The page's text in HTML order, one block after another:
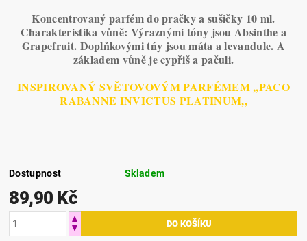
Koncentrovaný parfém do pračky a sušičky 10 ml.
Charakteristika vůně: Výraznými tóny jsou Absinthe a
Grapefruit. Doplňkovými tńy jsou máta a levandule. A
základem vůně je cypřiš a pačuli.
INSPIROVANÝ SVĚTOVOVÝM PARFÉMEM ,,PACO
RABANNE INVICTUS PLATINUM,,
Dostupnost Skladem
89,90 Kč